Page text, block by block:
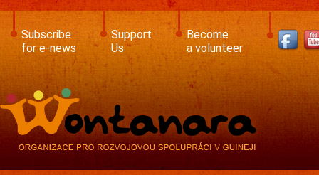
Skip
main
content
Subscribe
for e-news
Support
Us
Become
a volunteer